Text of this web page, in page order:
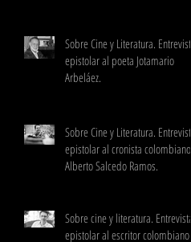
Sobre Cine y Literatura. Entrevista
epistolar al poeta Jotamario
Arbeláez.
Sobre Cine y Literatura. Entrevista
epistolar al cronista colombiano
Alberto Salcedo Ramos.
Sobre cine y literatura. Entrevista
epistolar al escritor colombiano